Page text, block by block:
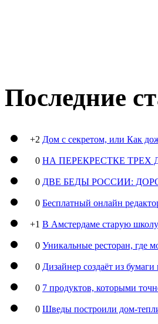
Последние
+2 Дом с секретом, или Как
0 НА ПЕРЕКРЕСТКЕ ТРЕХ
0 ДВЕ БЕДЫ РОССИИ:
0 Бесплатный онлайн
+1 В Амстердаме старую школу
0 Уникальные ресторан, где
0 Дизайнер создаёт из
0 7 продуктов, которыми
0 Шведы построили дом-